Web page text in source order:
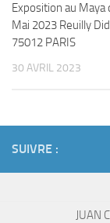
Exposition au Maya
Mai 2023 Reuilly
75012 PARIS
30 AVRIL 2023
SUIVRE :
JUAN